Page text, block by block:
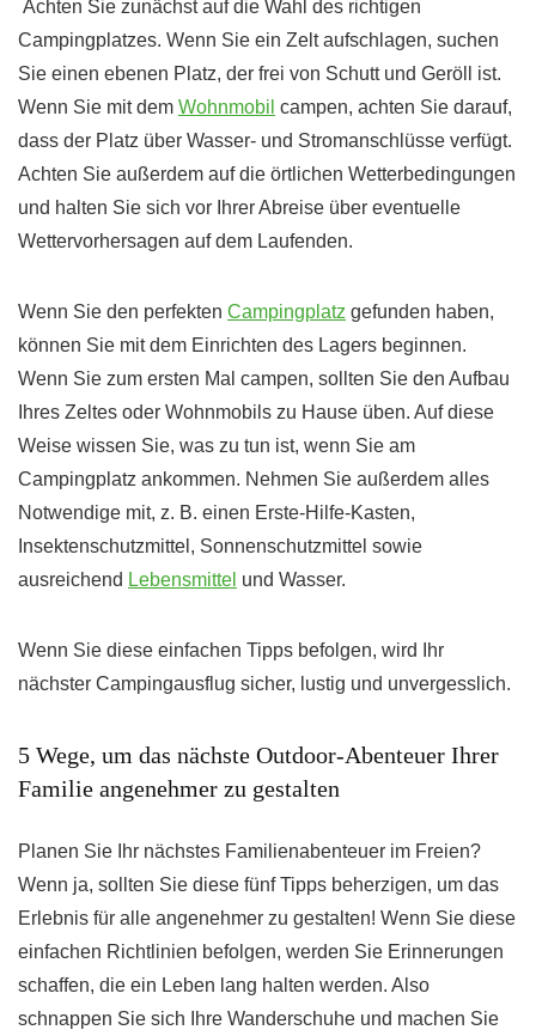
Achten Sie zunächst auf die Wahl des richtigen
Campingplatzes. Wenn Sie ein Zelt aufschlagen, suchen
Sie einen ebenen Platz, der frei von Schutt und Geröll ist.
Wenn Sie mit dem Wohnmobil campen, achten Sie darauf,
dass der Platz über Wasser- und Stromanschlüsse verfügt.
Achten Sie außerdem auf die örtlichen Wetterbedingungen
und halten Sie sich vor Ihrer Abreise über eventuelle
Wettervorhersagen auf dem Laufenden.
Wenn Sie den perfekten Campingplatz gefunden haben,
können Sie mit dem Einrichten des Lagers beginnen.
Wenn Sie zum ersten Mal campen, sollten Sie den Aufbau
Ihres Zeltes oder Wohnmobils zu Hause üben. Auf diese
Weise wissen Sie, was zu tun ist, wenn Sie am
Campingplatz ankommen. Nehmen Sie außerdem alles
Notwendige mit, z. B. einen Erste-Hilfe-Kasten,
Insektenschutzmittel, Sonnenschutzmittel sowie
ausreichend Lebensmittel und Wasser.
Wenn Sie diese einfachen Tipps befolgen, wird Ihr
nächster Campingausflug sicher, lustig und unvergesslich.
5 Wege, um das nächste Outdoor-Abenteuer Ihrer
Familie angenehmer zu gestalten
Planen Sie Ihr nächstes Familienabenteuer im Freien?
Wenn ja, sollten Sie diese fünf Tipps beherzigen, um das
Erlebnis für alle angenehmer zu gestalten! Wenn Sie diese
einfachen Richtlinien befolgen, werden Sie Erinnerungen
schaffen, die ein Leben lang halten werden. Also
schnappen Sie sich Ihre Wanderschuhe und machen Sie